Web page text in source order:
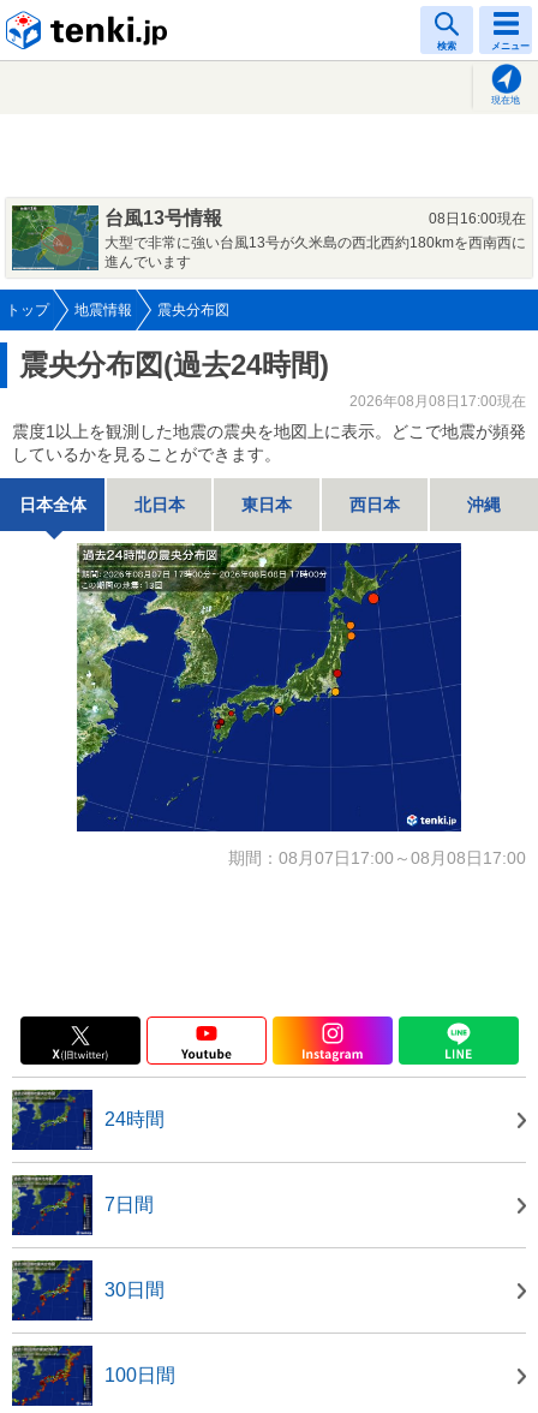
検索 メニュー
現在地
台風13号情報
08日16:00現在
大型で非常に強い台風13号が久米島の西北西約180kmを西南西に
進んでいます
トップ 地震情報 震央分布図
震央分布図(過去24時間)
2026年08月08日17:00現在
震度1以上を観測した地震の震央を地図上に表示。どこで地震が頻発
しているかを見ることができます。
日本全体 北日本 東日本 西日本 沖縄
期間：08月07日17:00～08月08日17:00
24時間
7日間
30日間
100日間